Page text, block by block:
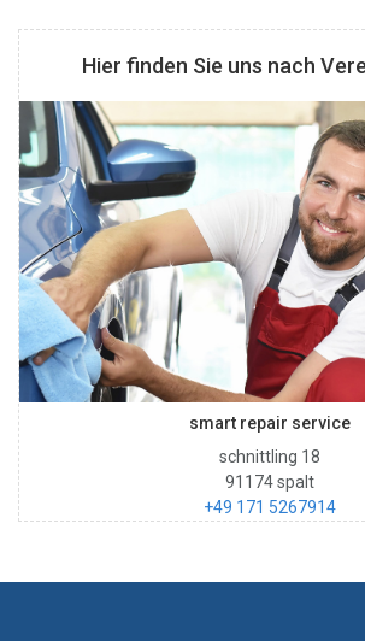
Hier finden Sie uns nach
smart repair service
schnittling 18
91174 spalt
+49 171 5267914